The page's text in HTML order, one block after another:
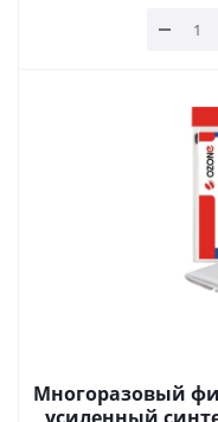
Многоразовый